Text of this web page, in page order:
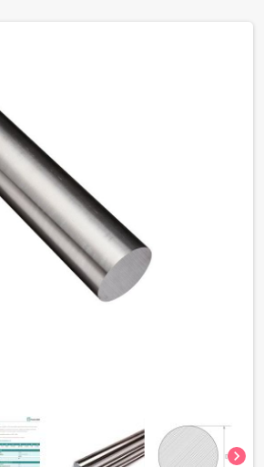
chevron_right